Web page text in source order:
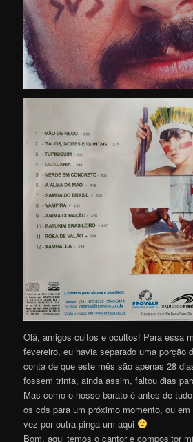
Olá, amigos cultos e ocultos! Para essa
fevereiro, eu havia separado uma porção
conta de que este mês são apenas 28
fossem trinta, ainda assim, faltou dias
Mas como o nosso barato é antes de
os cds para um próximo momento, ou
vez por outra pinga um aqui
Bom, aqui temos o cantor e compositor